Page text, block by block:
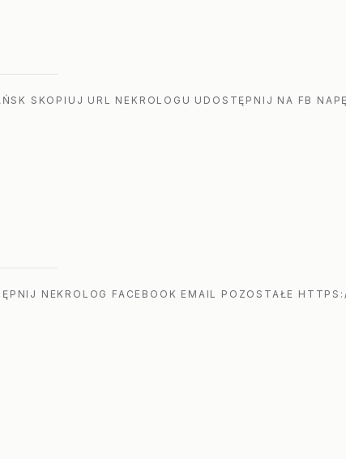
SKOPIUJ URL NEKROLOGU UDOSTĘPNIJ NA FB
NEKROLOG FACEBOOK EMAIL POZOSTAŁE